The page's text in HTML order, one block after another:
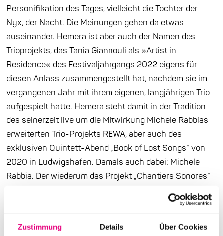
Zustimmung Details Über Cookies
Personifikation des Tages, vielleicht die Tochter der
Nyx, der Nacht. Die Meinungen gehen da etwas
auseinander. Hemera ist aber auch der Namen des
Trioprojekts, das Tania Giannouli als »Artist in
Residence« des Festivaljahrgangs 2022 eigens für
diesen Anlass zusammengestellt hat, nachdem sie im
vergangenen Jahr mit ihrem eigenen, langjährigen Trio
aufgespielt hatte. Hemera steht damit in der Tradition
des seinerzeit live um die Mitwirkung Michele Rabbias
erweiterten Trio-Projekts REWA, aber auch des
exklusiven Quintett-Abend „Book of Lost Songs“ von
2020 in Ludwigshafen. Damals auch dabei: Michele
Rabbia. Der wiederum das Projekt „Chantiers Sonores“
offenbar ein ad hoc-Projekt, das es erlaubt, auf
zu reagieren. Was genau an diesem Abend musikalisch